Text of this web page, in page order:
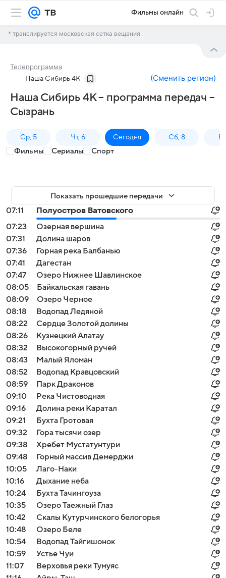
Фильмы онлайн
* транслируется московская сетка вещания
Телепрограмма
Наша Сибирь 4К (Сменить регион)
Наша Сибирь 4К – программа передач –
Сызрань
Ср, 5 Чт, 6 Сегодня Сб, 8
Фильмы Сериалы Спорт
Показать прошедшие передачи
07:11
Полуостров Ватовского
07:23
Озерная вершина
07:31
Долина шаров
07:36
Горная река Балбанью
07:41
Дагестан
07:47
Озеро Нижнее Шавлинское
08:05
Байкальская гавань
08:09
Озеро Черное
08:18
Водопад Ледяной
08:22
Сердце Золотой долины
08:26
Кузнецкий Алатау
08:32
Высокогорный ручей
08:43
Малый Яломан
08:52
Водопад Кравцовский
08:59
Парк Драконов
09:10
Река Чистоводная
09:16
Долина реки Каратал
09:21
Бухта Гротовая
09:32
Гора тысячи озер
09:38
Хребет Мустатунтури
09:48
Горный массив Демерджи
10:05
Лаго-Наки
10:16
Дыхание неба
10:24
Бухта Тачингоуза
10:35
Озеро Таежный Глаз
10:42
Скалы Кутурчинского белогорья
10:48
Озеро Беле
10:54
Водопад Тайгишонок
10:59
Устье Чуи
11:07
Верховья реки Тумуяс